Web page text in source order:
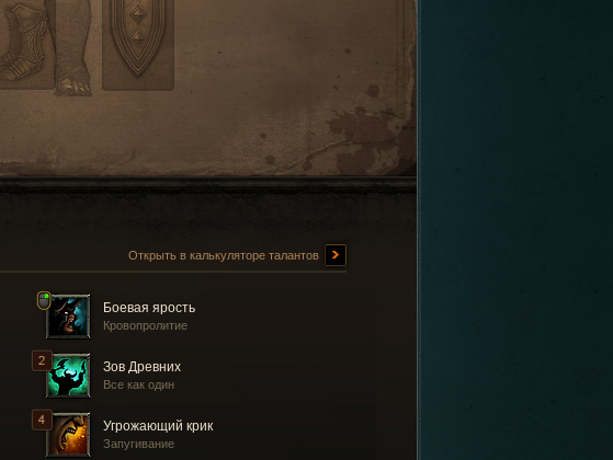
Открыть в калькуляторе талантов
Боевая ярость
Кровопролитие
Зов Древних
Все как один
Угрожающий крик
Запугивание